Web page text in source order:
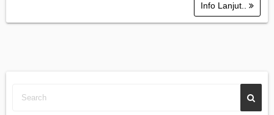
Info Lanjut..